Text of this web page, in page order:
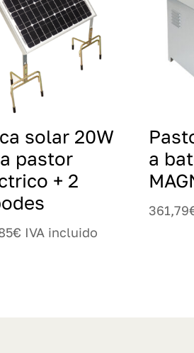
solar 20W
pastor
+ 2
€ IVA incluido
a
361,79